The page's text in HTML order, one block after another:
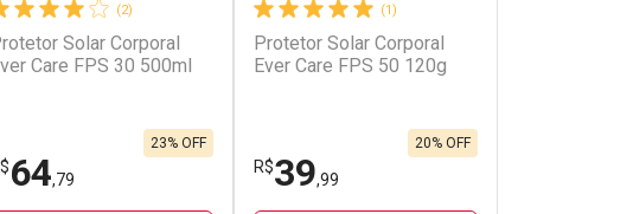
(2)
Solar Corporal
Care FPS 30 500ml
64,79
23% OFF
(1)
Protetor Solar Corporal
Ever Care FPS 50 120g
R$39,99
20% OFF